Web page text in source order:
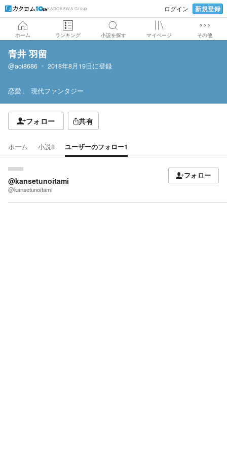
KADOKAWA Group ログイン 新規登録
ホーム ランキング 小説を探す マイページ その他
青井 羽留
@aoi8686 2018年8月19日に登録
恋愛 現代ファンタジー
フォロー 共有
ホーム 小説8 ユーザーのフォロー1
@kansetunoitami
@kansetunoitami
フォロー